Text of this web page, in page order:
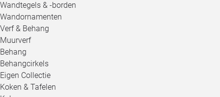
Wandtegels & -borden
Wandornamenten
Verf & Behang
Muurverf
Behang
Behangcirkels
Eigen Collectie
Koken & Tafelen